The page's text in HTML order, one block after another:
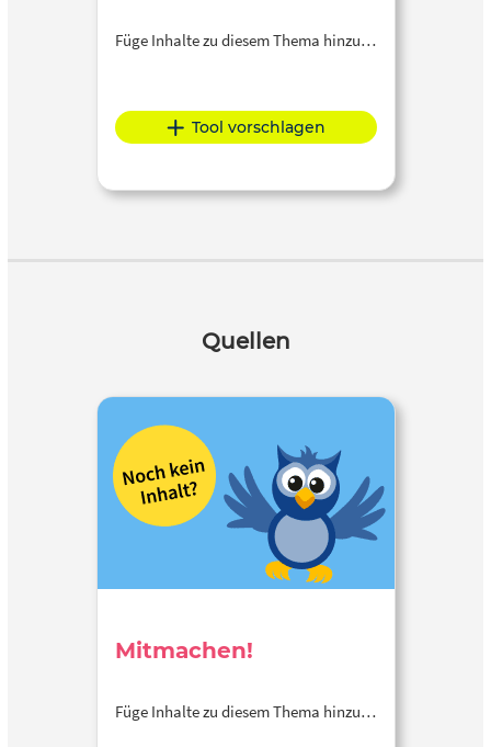
Füge Inhalte zu diesem Thema hinzu…
Tool vorschlagen
Quellen
Mitmachen!
Füge Inhalte zu diesem Thema hinzu…